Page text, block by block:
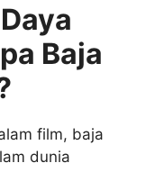
Baja
film, baja
dunia